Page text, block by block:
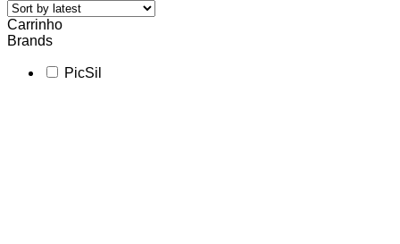
Carrinho
Brands
PicSil